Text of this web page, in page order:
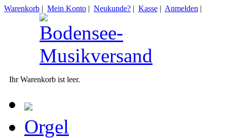
Warenkorb | Mein Konto | Neukunde? | Kasse | Anmelden |
Ihr Warenkorb ist leer.
Orgel